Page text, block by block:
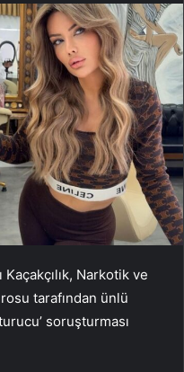
Narkotik ve
tarafından ünlü
soruşturması